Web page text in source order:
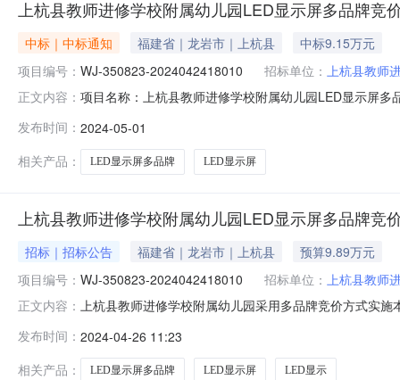
上杭县教师进修学校附属幼儿园LED显示屏多品牌竞
中标｜中标通知 福建省｜龙岩市｜上杭县
中标9.15万元
项目编号： WJ-350823-2024042418010 招标单位： 上杭县教师
正文内容： 项目名称：上杭县教师进修学校附属幼儿园LED显示屏
牌型号数量单价报价金额(元)报价时间1一鸣信息科技（
发布时间： 2024-05-01
相关产品：
LED显示屏多品牌 LED显示屏
上杭县教师进修学校附属幼儿园LED显示屏多品牌竞
招标｜招标公告 福建省｜龙岩市｜上杭县
预算9.89万元
项目编号： WJ-350823-2024042418010 招标单位： 上杭县教师
正文内容： 上杭县教师进修学校附属幼儿园采用多品牌竞价方式实
路30号、18060190388（四）采购需求一览表：商品品
发布时间： 2024-04-26 11:23
相关产品：
LED显示屏多品牌 LED显示屏 LED显示